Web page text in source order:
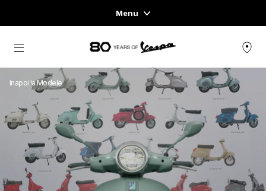
Menu
Home
GAMA DE VEHICULE
ÎMBRĂCĂMINTE READY-TO-WEAR ȘI LIFESTYLE
EXPERIENȚE
CONCEPT STORE
Alege continutul principal
Inapoi la Modele